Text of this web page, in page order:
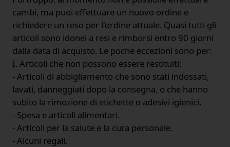
cambi, ma puoi effettuare un nuovo ordine e
richiedere un reso per l'ordine attuale. Quasi tutti gli
articoli sono idonei a resi e rimborsi entro 90 giorni
dalla data di acquisto. Le poche eccezioni sono per:
I. Articoli che non possono essere restituiti:
- Articoli di abbigliamento che sono stati indossati,
lavati, danneggiati dopo la consegna, o che hanno
subito la rimozione di etichette o adesivi igienici.
- Spesa e articoli alimentari.
- Articoli per la salute e la cura personale.
- Alcuni regali.